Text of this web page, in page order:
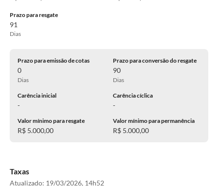
Prazo para resgate
91
Dias
Prazo para emissão de cotas
0
Dias
Prazo para conversão do resgate
90
Dias
Carência inicial
-
Carência cíclica
-
Valor mínimo para resgate
R$ 5.000,00
Valor mínimo para permanência
R$ 5.000,00
Taxas
Atualizado: 19/03/2026, 14h52